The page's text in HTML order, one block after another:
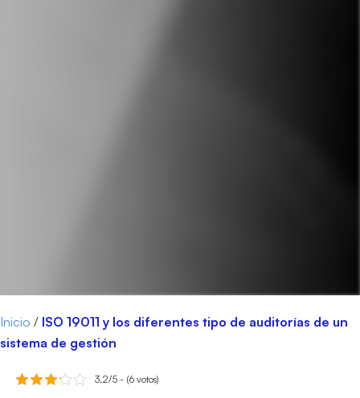
Inicio / ISO 19011 y los diferentes tipo de auditorías de un
sistema de gestión
3.2/5 - (6 votos)